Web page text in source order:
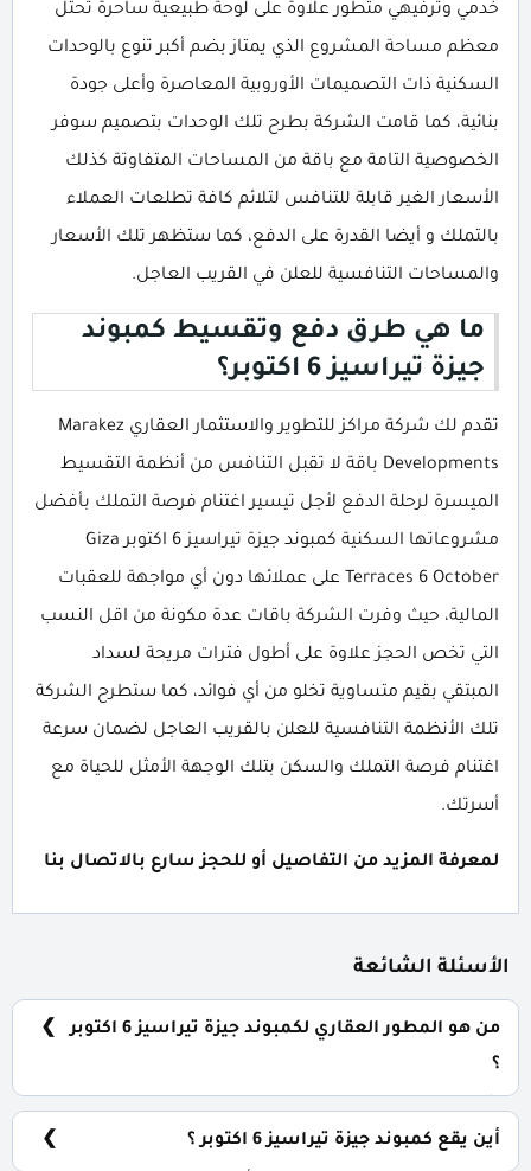
خدمي وترفيهي متطور علاوة على لوحة طبيعية ساحرة تحتل
معظم مساحة المشروع الذي يمتاز بضم أكبر تنوع بالوحدات
السكنية ذات التصميمات الأوروبية المعاصرة وأعلى جودة
بنائية، كما قامت الشركة بطرح تلك الوحدات بتصميم سوفر
الخصوصية التامة مع باقة من المساحات المتفاوتة كذلك
الأسعار الغير قابلة للتنافس لتلائم كافة تطلعات العملاء
بالتملك و أيضا القدرة على الدفع، كما ستظهر تلك الأسعار
والمساحات التنافسية للعلن في القريب العاجل.
ما هي طرق دفع وتقسيط كمبوند
جيزة تيراسيز 6 اكتوبر؟
تقدم لك شركة مراكز للتطوير والاستثمار العقاري Marakez
Developments باقة لا تقبل التنافس من أنظمة التقسيط
الميسرة لرحلة الدفع لأجل تيسير اغتنام فرصة التملك بأفضل
مشروعاتها السكنية كمبوند جيزة تيراسيز 6 اكتوبر Giza
Terraces 6 October على عملائها دون أي مواجهة للعقبات
المالية، حيث وفرت الشركة باقات عدة مكونة من اقل النسب
التي تخص الحجز علاوة على أطول فترات مريحة لسداد
المبتقي بقيم متساوية تخلو من أي فوائد، كما ستطرح الشركة
تلك الأنظمة التنافسية للعلن بالقريب العاجل لضمان سرعة
اغتنام فرصة التملك والسكن بتلك الوجهة الأمثل للحياة مع
أسرتك.
لمعرفة المزيد من التفاصيل أو للحجز سارع بالاتصال بنا
الأسئلة الشائعة
من هو المطور العقاري لكمبوند جيزة تيراسيز 6 اكتوبر
؟
أين يقع كمبوند جيزة تيراسيز 6 اكتوبر ؟